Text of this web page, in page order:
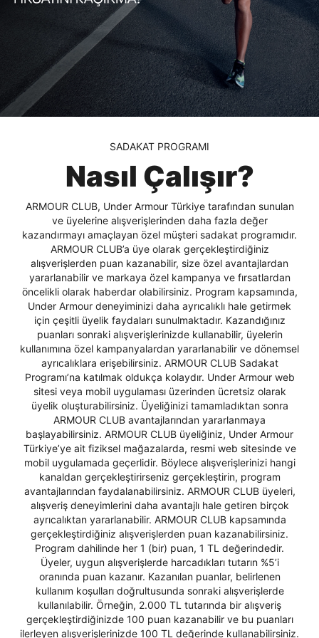
SADAKAT PROGRAMI
Nasıl Çalışır?
ARMOUR CLUB, Under Armour Türkiye tarafından sunulan
ve üyelerine alışverişlerinden daha fazla değer
kazandırmayı amaçlayan özel müşteri sadakat programıdır.
ARMOUR CLUB’a üye olarak gerçekleştirdiğiniz
alışverişlerden puan kazanabilir, size özel avantajlardan
yararlanabilir ve markaya özel kampanya ve fırsatlardan
öncelikli olarak haberdar olabilirsiniz. Program kapsamında,
Under Armour deneyiminizi daha ayrıcalıklı hale getirmek
için çeşitli üyelik faydaları sunulmaktadır. Kazandığınız
puanları sonraki alışverişlerinizde kullanabilir, üyelerin
kullanımına özel kampanyalardan yararlanabilir ve dönemsel
ayrıcalıklara erişebilirsiniz. ARMOUR CLUB Sadakat
Programı’na katılmak oldukça kolaydır. Under Armour web
sitesi veya mobil uygulaması üzerinden ücretsiz olarak
üyelik oluşturabilirsiniz. Üyeliğinizi tamamladıktan sonra
ARMOUR CLUB avantajlarından yararlanmaya
başlayabilirsiniz. ARMOUR CLUB üyeliğiniz, Under Armour
Türkiye’ye ait fiziksel mağazalarda, resmi web sitesinde ve
mobil uygulamada geçerlidir. Böylece alışverişlerinizi hangi
kanaldan gerçekleştirirseniz gerçekleştirin, program
avantajlarından faydalanabilirsiniz. ARMOUR CLUB üyeleri,
alışveriş deneyimlerini daha avantajlı hale getiren birçok
ayrıcalıktan yararlanabilir. ARMOUR CLUB kapsamında
gerçekleştirdiğiniz alışverişlerden puan kazanabilirsiniz.
Program dahilinde her 1 (bir) puan, 1 TL değerindedir.
Üyeler, uygun alışverişlerde harcadıkları tutarın %5’i
oranında puan kazanır. Kazanılan puanlar, belirlenen
kullanım koşulları doğrultusunda sonraki alışverişlerde
kullanılabilir. Örneğin, 2.000 TL tutarında bir alışveriş
gerçekleştirdiğinizde 100 puan kazanabilir ve bu puanları
ilerleyen alışverişlerinizde 100 TL değerinde kullanabilirsiniz.
E-posta
Şifre
göster
Beni Hatırla Şifremi Unuttum
Giriş Yap
Ad*
Soyad*
Telefon Numarası*
E-posta Adresi*